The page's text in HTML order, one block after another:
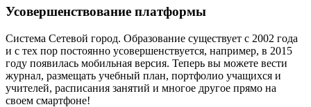
Усовершенствование платформы
Система Сетевой город. Образование существует с 2002 года
и с тех пор постоянно усовершенствуется, например, в 2015
году появилась мобильная версия. Теперь вы можете вести
журнал, размещать учебный план, портфолио учащихся и
учителей, расписания занятий и многое другое прямо на
своем смартфоне!